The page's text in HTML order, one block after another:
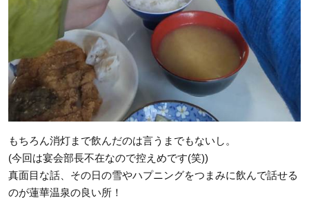
もちろん消灯まで飲んだのは言うまでもないし。
(今回は宴会部長不在なので控えめです(笑))
真面目な話、その日の雪やハプニングをつまみに飲んで話せる
のが蓮華温泉の良い所！